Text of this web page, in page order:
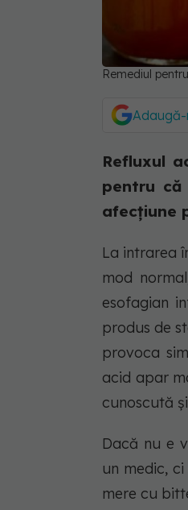
Remediul
Refluxul
pentru că
afecțiune
La intrarea
mod
esofagian
produs de
provoca
acid apar
cunoscută
Dacă nu e
un medic,
mere cu